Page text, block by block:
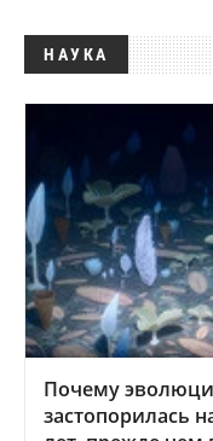
НАУКА
Почему
застопорилась